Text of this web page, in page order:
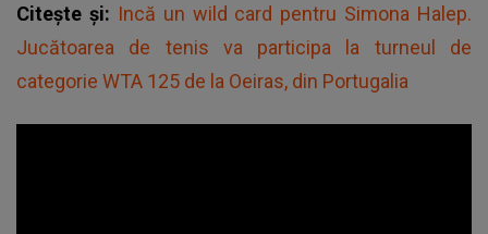
Citește și: Incă un wild card pentru Simona Halep.
Jucătoarea de tenis va participa la turneul de
categorie WTA 125 de la Oeiras, din Portugalia